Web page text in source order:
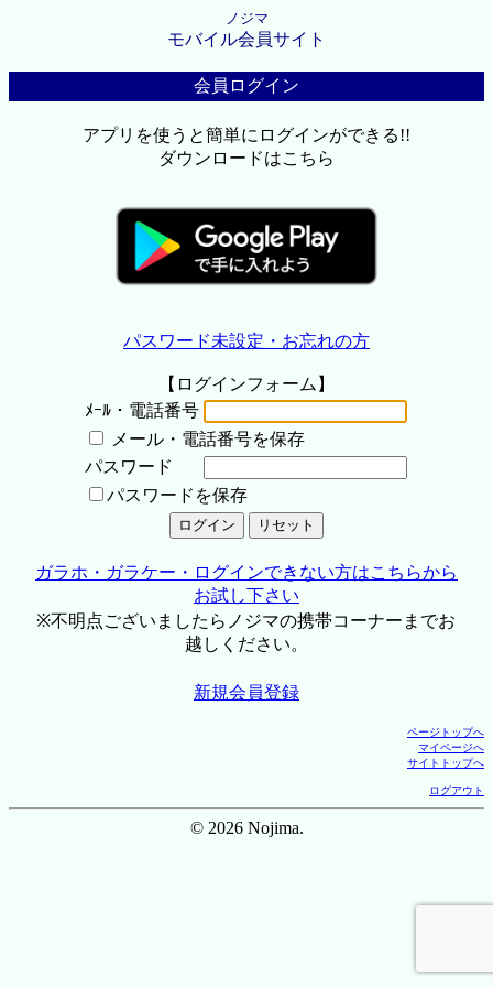
ノジマ
モバイル会員サイト
会員ログイン
アプリを使うと簡単にログインができる!!
ダウンロードはこちら
パスワード未設定・お忘れの方
【ログインフォーム】
ﾒｰﾙ・電話番号
メール・電話番号を保存
パスワード
パスワードを保存
ガラホ・ガラケー・ログインできない方はこちらから
お試し下さい
※不明点ございましたらノジマの携帯コーナーまでお
越しください。
新規会員登録
ページトップへ
マイページへ
サイトトップへ
ログアウト
© 2026 Nojima.